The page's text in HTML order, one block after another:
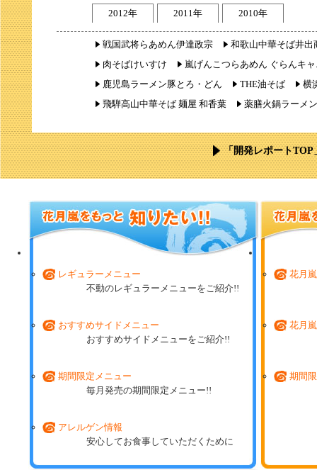
2012年 2011年 2010年
戦国武将らあめん伊達政宗
和歌山中華そば井出
肉そばけいすけ
嵐げんこつらあめん ぐらんキ
鹿児島ラーメン豚とろ・どん
THE油そば
横
飛騨高山中華そば 麺屋 和香葉
薬膳火鍋ラーメ
「開発レポートTOP
レギュラーメニュー
不動のレギュラーメニューをご紹介!!
おすすめサイドメニュー
おすすめサイドメニューをご紹介!!
期間限定メニュー
毎月発売の期間限定メニュー!!
アレルゲン情報
安心してお食事していただくために
花月
花月
期間